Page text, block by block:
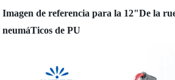
Imagen de referencia para la 12"De la
neumáTicos de PU